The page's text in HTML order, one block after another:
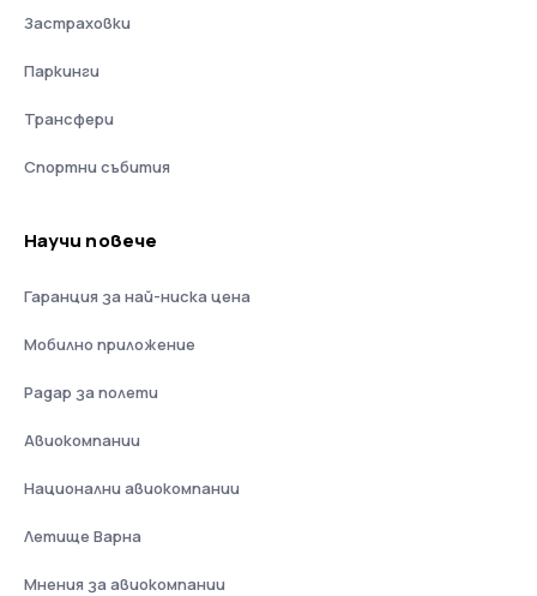
Застраховки
Паркинги
Трансфери
Спортни събития
Научи повече
Гаранция за най-ниска цена
Мобилно приложение
Радар за полети
Авиокомпании
Национални авиокомпании
Летище Варна
Мнения за авиокомпании